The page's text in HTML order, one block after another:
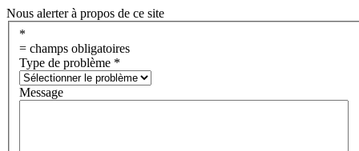
Nous alerter à propos de ce site
*
= champs obligatoires
Type de problème *
Message